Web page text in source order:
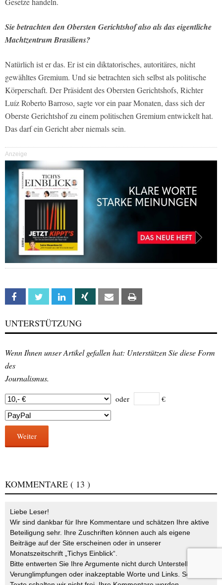
Sie betrachten den Obersten Gerichtshof also als das eigentliche
Machtzentrum Brasiliens?
Natürlich ist er das. Er ist ein diktatorisches, autoritäres, nicht
gewähltes Gremium. Und sie betrachten sich selbst als politische
Körperschaft. Der Präsident des Obersten Gerichtshofs, Richter
Luíz Roberto Barroso, sagte vor ein paar Monaten, dass sich der
Oberste Gerichtshof zu einem politischen Gremium entwickelt hat.
Das darf ein Gericht aber niemals sein.
Anzeige
Facebook Twitter Linkedin Xing Email
UNTERSTÜTZUNG
Wenn Ihnen unser Artikel gefallen hat: Unterstützen Sie diese Form
des
Journalismus.
oder €
Weiter
KOMMENTARE ( 13 )
Liebe Leser!
Wir sind dankbar für Ihre Kommentare und schätzen Ihre aktive
Beteiligung sehr. Ihre Zuschriften können auch als eigene
Beiträge auf der Site erscheinen oder in unserer
Monatszeitschrift „Tichys Einblick“.
Bitte entwerten Sie Ihre Argumente nicht durch Unterstellungen,
Verunglimpfungen oder inakzeptable Worte und Links. Solche